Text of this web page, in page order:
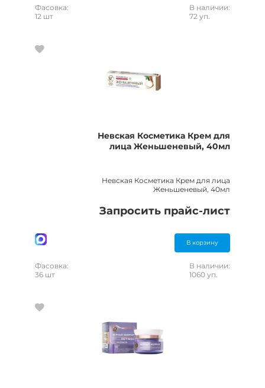
Фасовка:
12 шт
В наличии:
72 уп.
Невская Косметика Крем для
лица Женьшеневый, 40мл
Невская Косметика Крем для лица
Женьшеневый, 40мл
Запросить прайс-лист
В корзину
Фасовка:
36 шт
В наличии:
1060 уп.